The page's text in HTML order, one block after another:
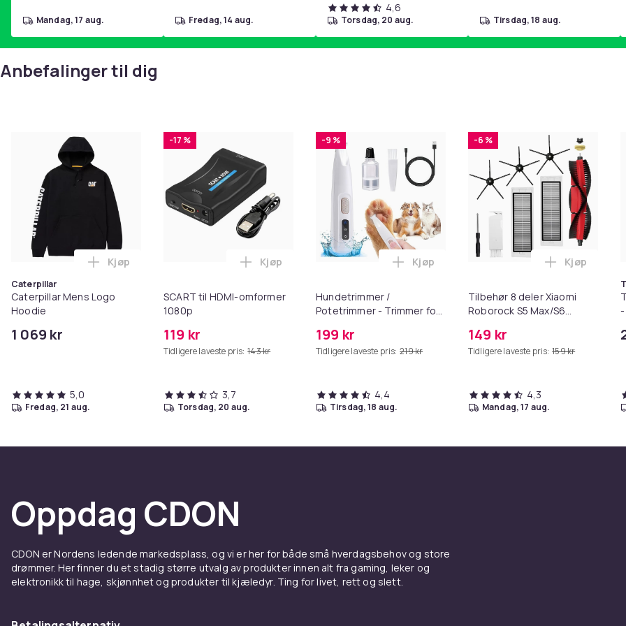
mandag, 17 aug. fredag, 14 aug.
4,6
torsdag, 20 aug. tirsdag, 18 aug.
Anbefalinger til dig
Caterpillar
Caterpillar Mens Logo
Hoodie
1 069 kr
Legg Caterpillar Mens Logo Hoodie i handlekurven
Kjøp
5,0
fredag, 21 aug.
-17 %
SCART til HDMI-omformer
1080p
119 kr
Tidligere laveste pris: 143 kr
Legg SCART til HDMI-omformer 1080p i handlekurven
Kjøp
3,7
torsdag, 20 aug.
-9 %
Hundetrimmer /
Potetrimmer - Trimmer for
199 kr
Tidligere laveste pris: 219 kr
Legg Hundetrimmer / Potetrimmer -
Kjøp
4,4
tirsdag, 18 aug.
-6 %
Tilbehør 8 deler Xiaomi
Roborock S5 Max/S6
MAXV/S50/S51/S55/S5/S60/S65/
149 kr
Tidligere laveste pris: 159 kr
Legg
Kjøp
4,3
mandag, 17 aug.
-
Oppdag CDON
CDON er Nordens ledende markedsplass, og vi er her for både små hverdagsbehov og store
drømmer. Her finner du et stadig større utvalg av produkter innen alt fra gaming, leker og
elektronikk til hage, skjønnhet og produkter til kjæledyr. Ting for livet, rett og slett.